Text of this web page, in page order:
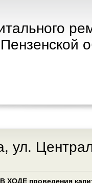
ул.
ХОДЕ проведения